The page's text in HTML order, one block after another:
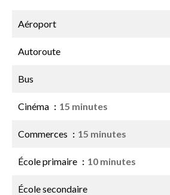
Aéroport
Autoroute
Bus
Cinéma 15 minutes
Commerces 15 minutes
École primaire 10 minutes
École secondaire